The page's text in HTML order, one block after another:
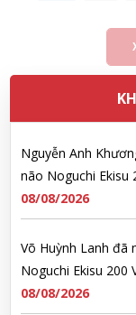
Milk (0-1 tuổi),
Nguyễn Anh
não Noguchi Ekisu
08/08/2026
Võ Huỳnh Lanh đã
Noguchi Ekisu 200
08/08/2026